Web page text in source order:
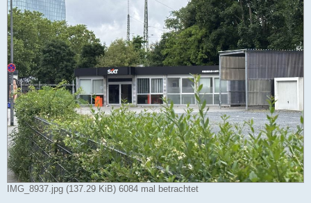
IMG_8937.jpg (137.29 KiB) 6084 mal betrachtet